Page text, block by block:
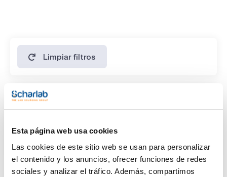
Esta página web usa cookies
Las cookies de este sitio web se usan para personalizar
el contenido y los anuncios, ofrecer funciones de redes
sociales y analizar el tráfico. Además, compartimos
n 20/D: 1,482 - 1,485
apariencia de la solución : clara e incolora
inpureza A: max. 0,1 %
inpurezas totales: max. 1,0 %
límite de indiferencia: max. 0,05 %
resíduo de calcinación : max. 0,05 %
Limpiar filtros
Características
x 1 l(1)